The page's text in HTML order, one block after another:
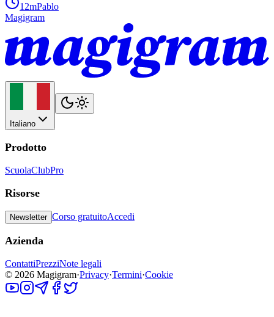
12mPablo
Magigram
Italiano
Prodotto
ScuolaClubPro
Risorse
Newsletter Corso gratuitoAccedi
Azienda
ContattiPrezziNote legali
© 2026 Magigram·Privacy·Termini·Cookie